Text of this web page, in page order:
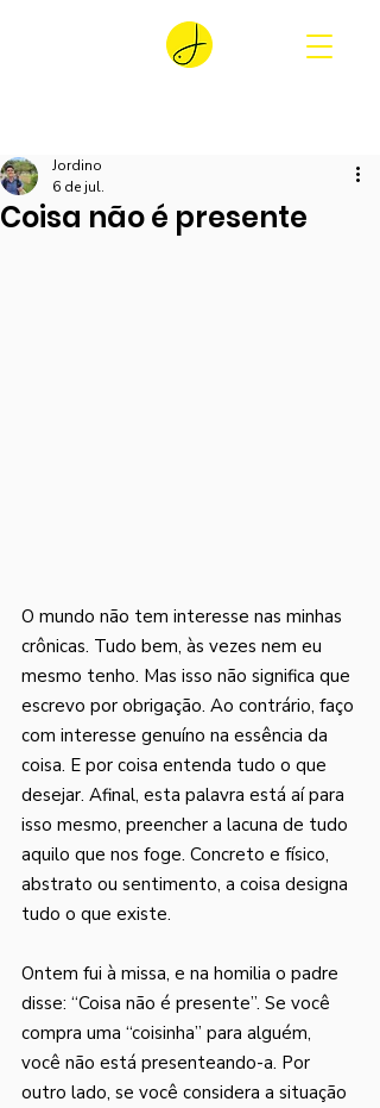
Coisa não é presente
Jordino
6 de jul.
O mundo não tem interesse nas minhas
crônicas. Tudo bem, às vezes nem eu
mesmo tenho. Mas isso não significa que
escrevo por obrigação. Ao contrário, faço
com interesse genuíno na essência da
coisa. E por coisa entenda tudo o que
desejar. Afinal, esta palavra está aí para
isso mesmo, preencher a lacuna de tudo
aquilo que nos foge. Concreto e físico,
abstrato ou sentimento, a coisa designa
tudo o que existe.
Ontem fui à missa, e na homilia o padre
disse: “Coisa não é presente”. Se você
compra uma “coisinha” para alguém,
você não está presenteando-a. Por
outro lado, se você considera a situação